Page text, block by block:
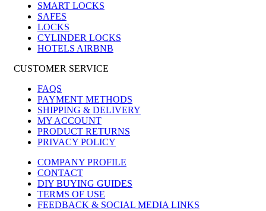
SMART LOCKS
SAFES
LOCKS
CYLINDER LOCKS
HOTELS AIRBNB
CUSTOMER SERVICE
FAQS
PAYMENT METHODS
SHIPPING & DELIVERY
MY ACCOUNT
PRODUCT RETURNS
PRIVACY POLICY
COMPANY PROFILE
CONTACT
DIY BUYING GUIDES
TERMS OF USE
FEEDBACK & SOCIAL MEDIA LINKS